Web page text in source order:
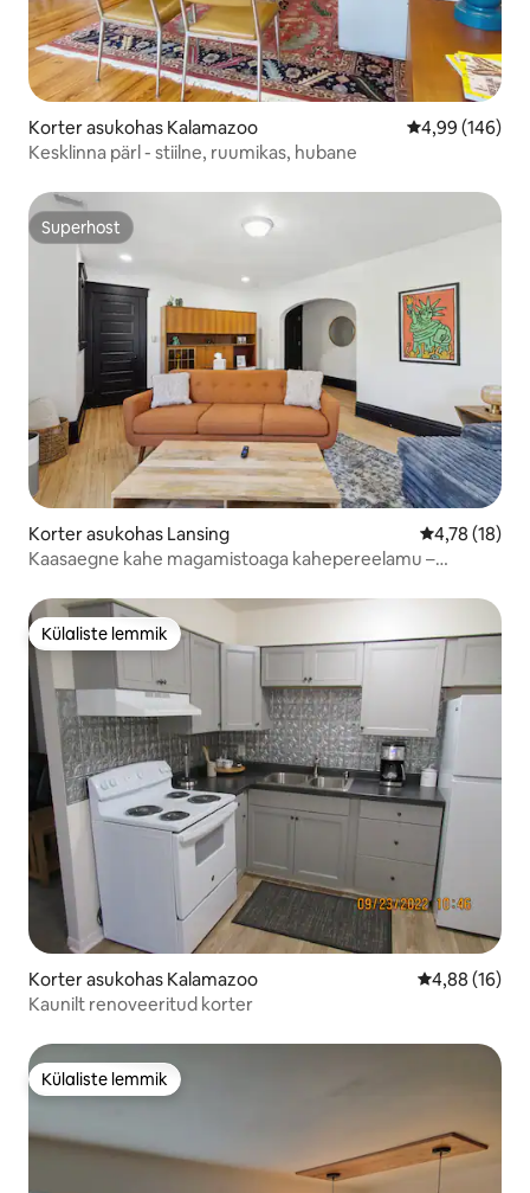
Korter asukohas Kalamazoo Keskmine
4,99 (146)
Kesklinna pärl - stiilne, ruumikas, hubane
Superhost
Superhost
Korter asukohas Lansing Keskmine
4,78 (18)
Kaasaegne kahe magamistoaga kahepereelamu –
Külaliste lemmik
Külaliste lemmik
Korter asukohas Kalamazoo Keskmine
4,88 (16)
Kaunilt renoveeritud korter
Külaliste lemmik
Külaliste lemmik